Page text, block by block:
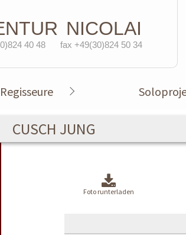
NICOLAI
40 48 fax +49(30)824 50 34
Regisseure
CUSCH JUNG
Foto runterladen